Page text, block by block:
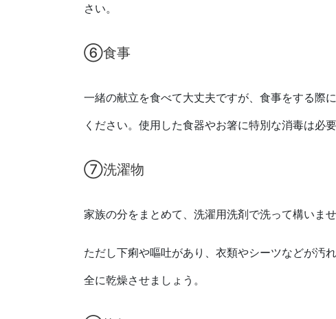
さい。
⑥食事
一緒の献立を食べて大丈夫ですが、食事をする際
ください。使用した食器やお箸に特別な消毒は必
⑦洗濯物
家族の分をまとめて、洗濯用洗剤で洗って構いませ
ただし下痢や嘔吐があり、衣類やシーツなどが汚
全に乾燥させましょう。